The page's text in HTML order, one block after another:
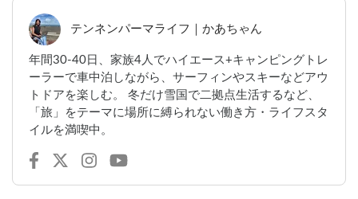
テンネンパーマライフ｜かあちゃん
年間30-40日、家族4人でハイエース+キャンピングトレ
ーラーで車中泊しながら、サーフィンやスキーなどアウ
トドアを楽しむ。 冬だけ雪国で二拠点生活するなど、
「旅」をテーマに場所に縛られない働き方・ライフスタ
イルを満喫中。